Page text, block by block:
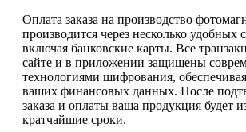
Оплата заказа на производство
производится через несколько удобных
включая банковские карты. Все
сайте и в приложении защищены
технологиями шифрования,
ваших финансовых данных. После
заказа и оплаты ваша продукция будет
кратчайшие сроки.